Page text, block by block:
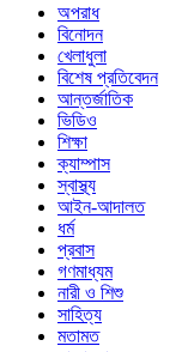
অপরাধ
বিনোদন
খেলাধুলা
বিশেষ প্রতিবেদন
আন্তর্জাতিক
ভিডিও
শিক্ষা
ক্যাম্পাস
স্বাস্থ্য
আইন-আদালত
ধর্ম
প্রবাস
গণমাধ্যম
নারী ও শিশু
সাহিত্য
মতামত